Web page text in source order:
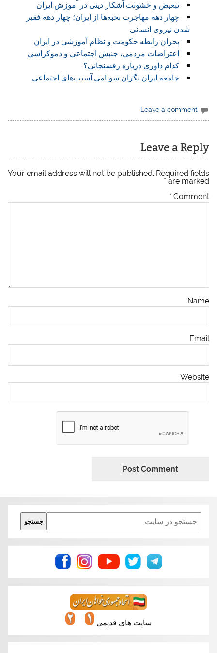
تبعیض و خشونت آشکار دینی در آموزش ایران
چهار دهه مهاجرت نخبه‌ها از ایران؛ چهار دهه فقیر
شدن نیروی انسانی
بحران رابطه حکومت و نظام آموزشی در ایران
اعتراضات مردمی، جنبش اجتماعی و دموکراسی
کدام داوری درباره رفسنجانی؟
جامعه ایران نگران سونامی آسیب‌های اجتماعی
Leave a comment
Leave a Reply
Your email address will not be published. Required fields
are marked
*
Comment
*
Name
Email
Website
Search
جستجو
سایت های قدیمی